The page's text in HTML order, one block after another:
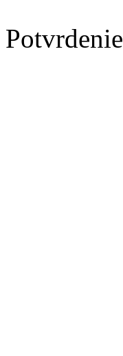
Potvrdenie